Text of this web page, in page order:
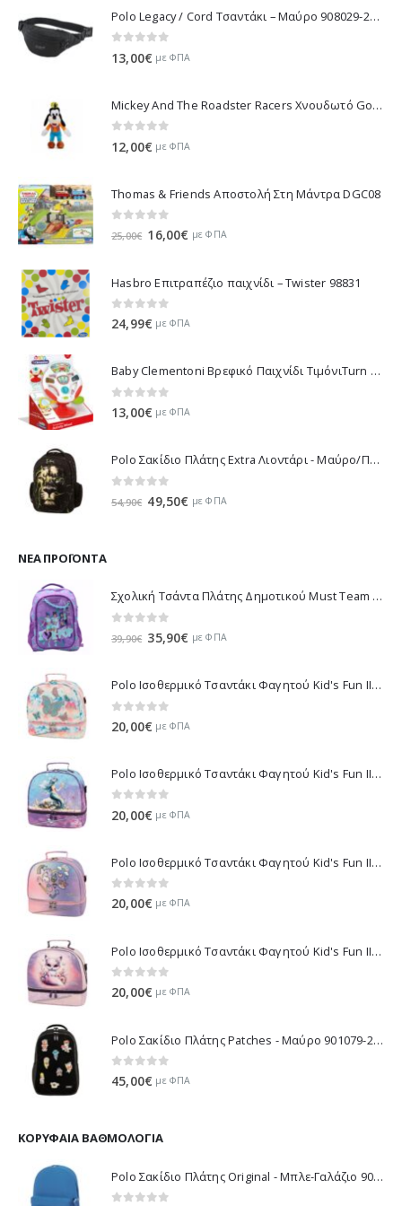
Polo Legacy / Cord Τσαντάκι – Μαύρο 908029-2000 2022
13,00€ με ΦΠΑ
Mickey And The Roadster Racers Χνουδωτό Goofy 25 εκ 1607-01691
12,00€ με ΦΠΑ
Thomas & Friends Αποστολή Στη Μάντρα DGC08
out of 5
25,00€ Original
25,00€.
16,00€ Η
είναι:
με ΦΠΑ
Hasbro Επιτραπέζιο παιχνίδι – Twister 98831
0 out of 5
24,99€ με ΦΠΑ
Baby Clementoni Βρεφικό Παιχνίδι ΤιμόνιΤurn Αnd Drive Activity Wheel - 1000-17241
0out of 5
13,00€ με ΦΠΑ
Polo Σακίδιο Πλάτης Extra Λιοντάρι - Μαύρο/Πράσινο 901032-8188 2023
out of 5
54,90€ Original
49,50€ Ημε ΦΠΑ
ΝΈΑ ΠΡΟΪΌΝΤΑ
Σχολική Τσάντα Πλάτης Δημοτικού Must Team K-Pop - Μωβ 000587781 2026
out of 5
39,90€ Original
39,90€.
35,90€ Η
είναι:
με ΦΠΑ
Polo Ισοθερμικό Τσαντάκι Φαγητού Kid's Fun II - Πολύχρωμο 971003-8419 2026
20,00€ με ΦΠΑ
Polo Ισοθερμικό Τσαντάκι Φαγητού Kid's Fun II - Πολύχρωμο 971003-8426 2026
20,00€ με ΦΠΑ
Polo Ισοθερμικό Τσαντάκι Φαγητού Kid's Fun II - Μωβ 971003-8420 2026
0 out of 5
20,00€ με ΦΠΑ
Polo Ισοθερμικό Τσαντάκι Φαγητού Kid's Fun II - Λιλά 971003-8425 2026
0 out of 5
20,00€ με ΦΠΑ
Polo Σακίδιο Πλάτης Patches - Μαύρο 901079-2000 2026
0out of 5
45,00€ με ΦΠΑ
ΚΟΡΥΦΑΊΑ ΒΑΘΜΟΛΟΓΊΑ
Polo Σακίδιο Πλάτης Original - Μπλε-Γαλάζιο 901135-5600 2021